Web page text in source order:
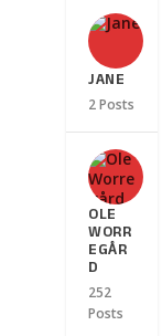
JANE
2 Posts
OLE
WORR
EGÅR
D
252
Posts